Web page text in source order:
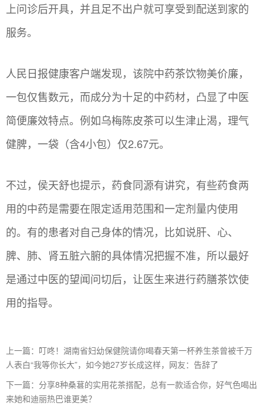
上问诊后开具，并且足不出户就可享受到配送到家的
服务。
人民日报健康客户端发现，该院中药茶饮物美价廉，
一包仅售数元，而成分为十足的中药材，凸显了中医
简便廉效特点。例如乌梅陈皮茶可以生津止渴，理气
健脾，一袋（含4小包）仅2.67元。
不过，侯天舒也提示，药食同源有讲究，有些药食两
用的中药是需要在限定适用范围和一定剂量内使用
的。有的患者对自己身体的情况，比如说肝、心、
脾、肺、肾五脏六腑的具体情况把握不准，所以最好
是通过中医的望闻问切后，让医生来进行药膳茶饮使
用的指导。
上一篇：叮咚！湖南省妇幼保健院请你喝春天第一杯养生茶曾被千万
人表白“我等你长大”，如今她27岁长成这样，网友：告辞了
下一篇：分享8种桑葚的实用花茶搭配，总有一款适合你，好气色喝出
来她和迪丽热巴谁更美？